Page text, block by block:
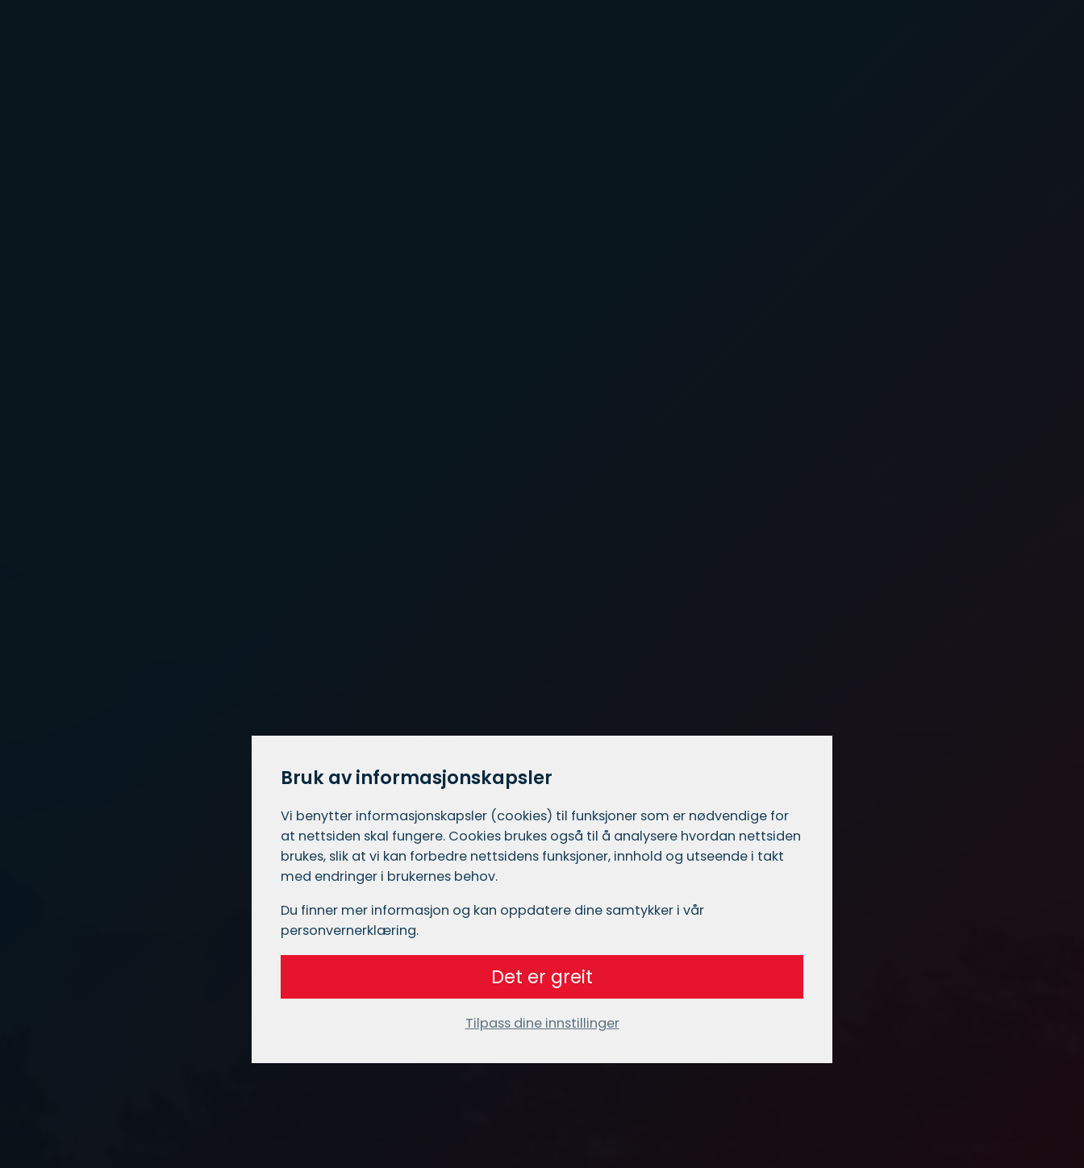
Bruk av informasjonskapsler
Vi benytter informasjons­kapsler (cookies) til funksjoner som er nødvendige for
at nettsiden skal fungere. Cookies brukes også til å analysere hvordan nettsiden
brukes, slik at vi kan forbedre nettsidens funksjoner, innhold og utseende i takt
med endringer i brukernes behov.
Du finner mer informasjon og kan oppdatere dine samtykker i vår
personvernerklæring.
Det er greit
Tilpass dine innstillinger